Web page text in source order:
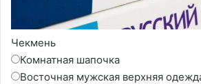
Чекмень
Комнатная шапочка
Восточная мужская верхняя